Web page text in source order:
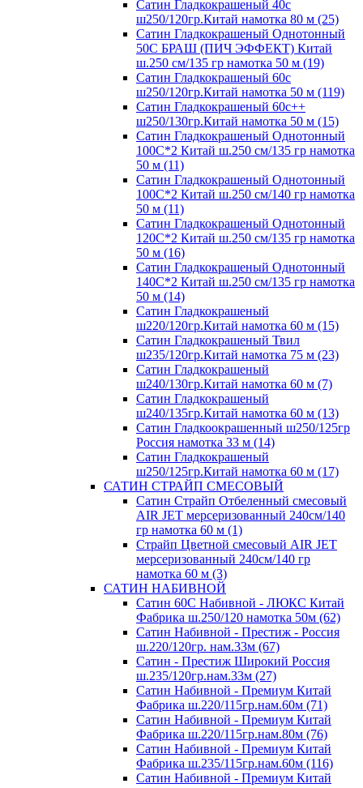
Сатин Гладкокрашеный 40с
ш250/120гр.Китай намотка 80 м (25)
Сатин Гладкокрашеный Однотонный
50С БРАШ (ПИЧ ЭФФЕКТ) Китай
ш.250 см/135 гр намотка 50 м (19)
Сатин Гладкокрашеный 60с
ш250/120гр.Китай намотка 50 м (119)
Сатин Гладкокрашеный 60с++
ш250/130гр.Китай намотка 50 м (15)
Сатин Гладкокрашеный Однотонный
100С*2 Китай ш.250 см/135 гр намотка
50 м (11)
Сатин Гладкокрашеный Однотонный
100С*2 Китай ш.250 см/140 гр намотка
50 м (11)
Сатин Гладкокрашеный Однотонный
120С*2 Китай ш.250 см/135 гр намотка
50 м (16)
Сатин Гладкокрашеный Однотонный
140С*2 Китай ш.250 см/135 гр намотка
50 м (14)
Сатин Гладкокрашеный
ш220/120гр.Китай намотка 60 м (15)
Сатин Гладкокрашеный Твил
ш235/120гр.Китай намотка 75 м (23)
Сатин Гладкокрашеный
ш240/130гр.Китай намотка 60 м (7)
Сатин Гладкокрашеный
ш240/135гр.Китай намотка 60 м (13)
Сатин Гладкоокрашенный ш250/125гр
Россия намотка 33 м (14)
Сатин Гладкокрашеный
ш250/125гр.Китай намотка 60 м (17)
САТИН СТРАЙП СМЕСОВЫЙ
Сатин Страйп Отбеленный смесовый
AIR JET мерсеризованный 240см/140
гр намотка 60 м (1)
Страйп Цветной смесовый AIR JET
мерсеризованный 240см/140 гр
намотка 60 м (3)
САТИН НАБИВНОЙ
Сатин 60С Набивной - ЛЮКС Китай
Фабрика ш.250/120 намотка 50м (62)
Сатин Набивной - Престиж - Россия
ш.220/120гр. нам.33м (67)
Сатин - Престиж Широкий Россия
ш.235/120гр.нам.33м (27)
Сатин Набивной - Премиум Китай
Фабрика ш.220/115гр.нам.60м (71)
Сатин Набивной - Премиум Китай
Фабрика ш.220/115гр.нам.80м (76)
Сатин Набивной - Премиум Китай
Фабрика ш.235/115гр.нам.60м (116)
Сатин Набивной - Премиум Китай